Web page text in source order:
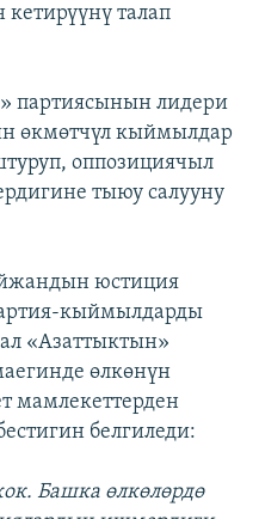
талап
лидери
өкмөтчүл кыймылдар
оппозициячыл
тыюу салууну
юстиция
кыймылдарды
«Азаттыктын»
өлкөнүн
мамлекеттерден
белгиледи:
Башка өлкөлөрдө